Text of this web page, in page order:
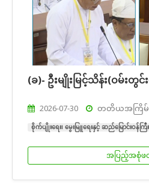
(ခ)- ဦးမျိုးမြင့်သိန်း(ဝမ်းတွ
2026-07-30 တတိယအကြိမ်
စိုက်ပျိုးရေး၊ မွေးမြူရေးနှင့် ဆည်မြောင်းဝန်ကြီ
အပြည့်အစုံဖ